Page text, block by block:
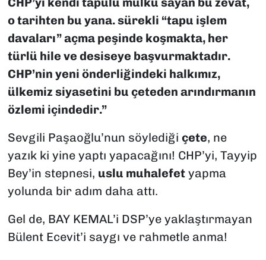
o tarihten bu yana. sürekli “tapu işlem
davaları” açma peşinde koşmakta, her
türlü hile ve desiseye başvurmaktadır.
CHP’nin yeni önderliğindeki halkımız,
ülkemiz siyasetini bu çeteden arındırmanın
özlemi içindedir.”
Sevgili Paşaoğlu’nun söylediği çete, ne
yazık ki yine yaptı yapacağını! CHP’yi, Tayyip
Bey’in stepnesi, uslu muhalefetyapma
yolunda bir adım daha attı.
Gel de, BAY KEMAL’i DSP’ye yaklaştırmayan
Bülent Ecevit’i saygı ve rahmetle anma!